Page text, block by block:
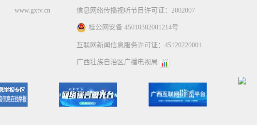
www.gxtv.cn 信息网络传播视听节目许可证：2002007
桂公网安备 45010302001214号
互联网新闻信息服务许可证：45120220001
广西壮族自治区广播电视局